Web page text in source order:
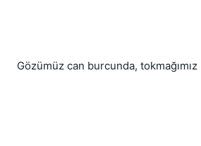
Gözümüz can burcunda,